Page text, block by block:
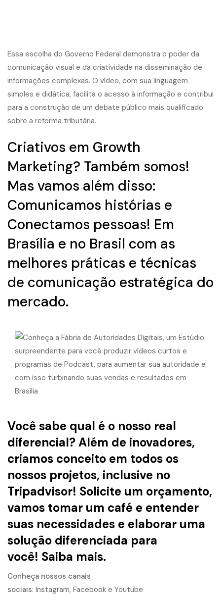
Essa escolha do Governo Federal demonstra o poder da
comunicação visual e da criatividade na disseminação de
informações complexas. O vídeo, com sua linguagem
simples e didática, facilita o acesso à informação e contribui
para a construção de um debate público mais qualificado
sobre a reforma tributária.
Criativos em Growth
Marketing? Também somos!
Mas vamos além disso:
Comunicamos histórias e
Conectamos pessoas! Em
Brasília e no Brasil com as
melhores práticas e técnicas
de comunicação estratégica do
mercado.
Você sabe qual é o nosso real
diferencial? Além de inovadores,
criamos conceito em todos os
nossos projetos, inclusive no
Tripadvisor! Solicite um orçamento,
vamos tomar um café e entender
suas necessidades e elaborar uma
solução diferenciada para
você! Saiba mais.
Conheça nossos canais
sociais: Instagram, Facebook e Youtube